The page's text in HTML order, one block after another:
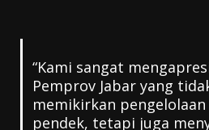
“Kami sangat
Pemprov Jabar yang
memikirkan
pendek, tetapi juga